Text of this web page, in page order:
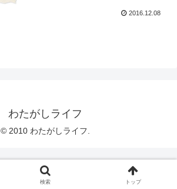
2016.12.08
わたがしライフ
© 2010 わたがしライフ.
検索 トップ